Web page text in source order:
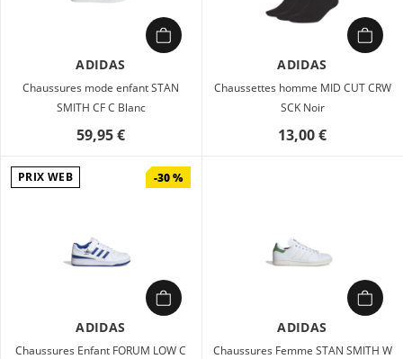
ADIDAS
Chaussures mode enfant STAN
SMITH CF C Blanc
59,95 €
ADIDAS
Chaussettes homme MID CUT CRW
SCK Noir
13,00 €
PRIX WEB -30 %
ADIDAS
Chaussures Enfant FORUM LOW C
ADIDAS
Chaussures Femme STAN SMITH W